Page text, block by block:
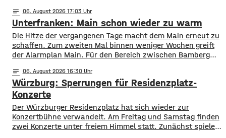
notes 06. August 2026 17:03
Unterfranken: Main schon wieder zu warm
Die Hitze der vergangenen Tage macht dem Main erneut zu
schaffen. Zum zweiten Mal binnen weniger Wochen greift
der Alarmplan Main. Für den Bereich zwischen Bamberg
mainabwärts die zweite von drei Warnstufen. Zwar gibt es
aktuell mit dem Sauerstoffgehalt im Wasser noch keine
Probleme, allerdings ist die Wassertemperatur
notes 06. August 2026 16:30
Würzburg: Sperrungen für Residenzplatz-
Konzerte
Der Würzburger Residenzplatz hat sich wieder zur
Konzertbühne verwandelt. Am Freitag und Samstag finden
zwei Konzerte unter freiem Himmel statt. Zunächst spielen